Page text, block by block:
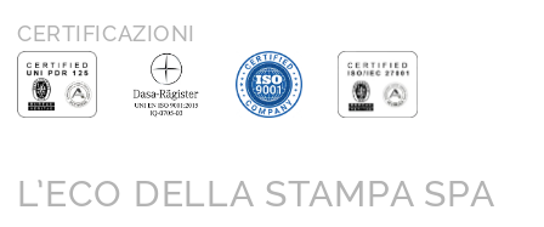
CERTIFICAZIONI
L’ECO DELLA STAMPA SPA